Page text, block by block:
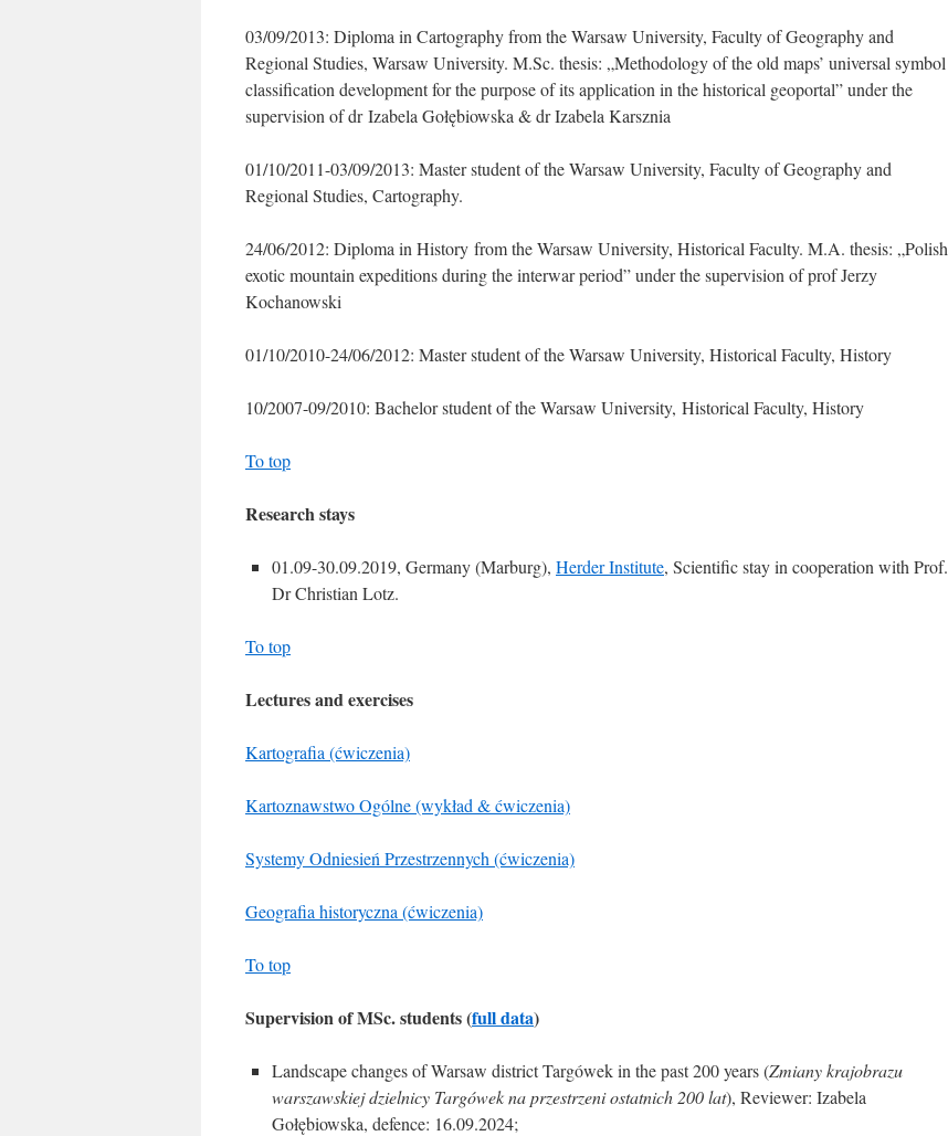
03/09/2013: Diploma in Cartography from the Warsaw University, Faculty of Geography and
Regional Studies, Warsaw University. M.Sc. thesis: „Methodology of the old maps’ universal symbol
classification development for the purpose of its application in the historical geoportal” under the
supervision of dr Izabela Gołębiowska & dr Izabela Karsznia
01/10/2011-03/09/2013: Master student of the Warsaw University, Faculty of Geography and
Regional Studies, Cartography.
24/06/2012: Diploma in History from the Warsaw University, Historical Faculty. M.A. thesis: „Polish
exotic mountain expeditions during the interwar period” under the supervision of prof Jerzy
Kochanowski
01/10/2010-24/06/2012: Master student of the Warsaw University, Historical Faculty, History
10/2007-09/2010: Bachelor student of the Warsaw University, Historical Faculty, History
To top
Research stays
01.09-30.09.2019, Germany (Marburg), Herder Institute, Scientific stay in cooperation with Prof.
Dr Christian Lotz.
To top
Lectures and exercises
Kartografia (ćwiczenia)
Kartoznawstwo Ogólne (wykład & ćwiczenia)
Systemy Odniesień Przestrzennych (ćwiczenia)
Geografia historyczna (ćwiczenia)
To top
Supervision of MSc. students (full data)
Landscape changes of Warsaw district Targówek in the past 200 years (Zmiany krajobrazu
warszawskiej dzielnicy Targówek na przestrzeni ostatnich 200 lat), Reviewer: Izabela
Gołębiowska, defence: 16.09.2024;